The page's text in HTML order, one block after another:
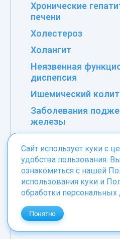
Хронические
печени
Холестероз
Холангит
Неязвенная
диспепсия
Ишемический колит
Заболевания
железы
Заболевания
Заболевания
протоков
Желчнокаменная
Дуоденит
Сайт использует куки с
удобства пользования.
ознакомиться с нашей
использования куки и
обработки
Понятно